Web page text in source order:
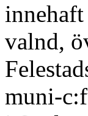
valnd,
muni-